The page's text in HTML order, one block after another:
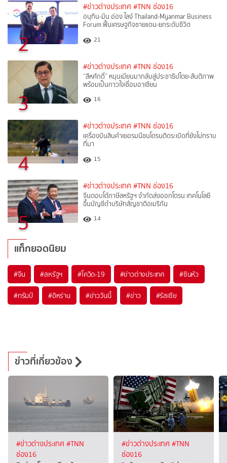
2
#ข่าวต่างประเทศ #TNN ช่อง16
อนุทิน-มิน อ่อง ไลง์ Thailand-Myanmar Business
Forum ฟื้นเศรษฐกิจชายแดน-ยกระดับชีวิต
21
3
#ข่าวต่างประเทศ #TNN ช่อง16
“สีหศักดิ์”​ หนุนเมียนมากลับสู่ประชาธิปไตย-สันติภาพ
พร้อมเป็นกาวใจเชื่อมอาเซียน
16
4
#ข่าวต่างประเทศ #TNN ช่อง16
เครื่องบินสินค้าเยอรมนีชนโดรนติดระเบิดที่ยังไม่ทราบ
ที่มา
15
5
#ข่าวต่างประเทศ #TNN ช่อง16
จีนตอบโต้ภาษีสหรัฐฯ จำกัดส่งออกโดรน เทคโนโลยี
ขึ้นบัญชีดำบริษัทสัญชาติอเมริกัน
14
แท็กยอดนิยม
#จีน #สหรัฐฯ #โควิด-19 #ข่าวต่างประเทศ #ซินหัว
#ทรัมป์ #อิหร่าน #ข่าววันนี้ #ข่าว #รัสเซีย
ข่าวที่เกี่ยวข้อง
#ข่าวต่างประเทศ #TNN
ช่อง16
#ข่าวต่างประเทศ #TNN
ช่อง16